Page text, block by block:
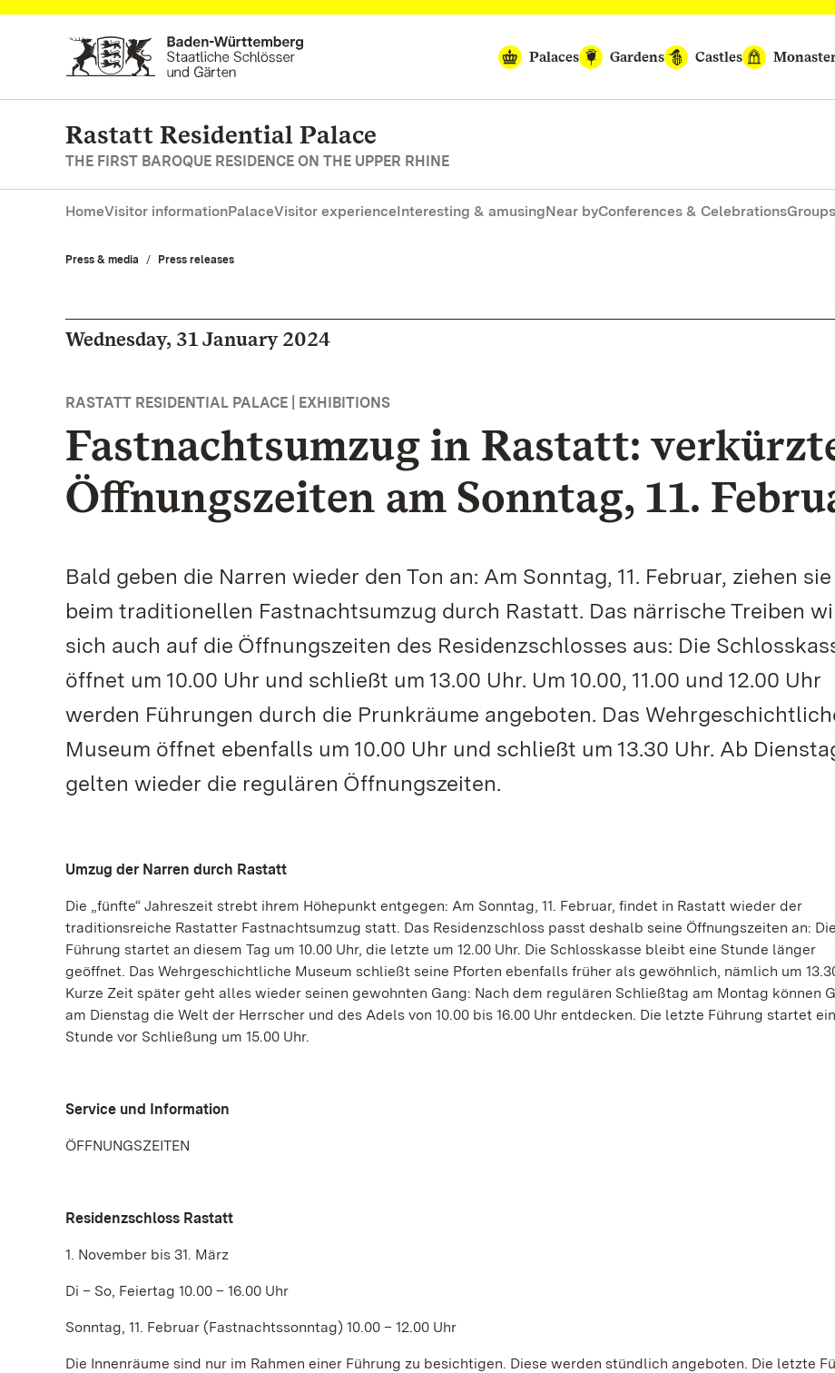
Navigate to main page
Palaces
Gardens Castles
Rastatt Residential Palace
THE FIRST BAROQUE RESIDENCE ON THE UPPER RHINE
HomeVisitor informationPalaceVisitor experienceInteresting & amusingNear byConferences & CelebrationsGroups
Press & media Press releases
Wednesday, 31 January 2024
RASTATT RESIDENTIAL PALACE | EXHIBITIONS
Fastnachtsumzug in Rastatt:
Öffnungszeiten am Sonntag, 11.
Bald geben die Narren wieder den Ton an: Am Sonntag, 11. Februar, ziehen sie
beim traditionellen Fastnachtsumzug durch Rastatt. Das närrische Treiben
sich auch auf die Öffnungszeiten des Residenzschlosses aus: Die
öffnet um 10.00 Uhr und schließt um 13.00 Uhr. Um 10.00, 11.00 und 12.00 Uhr
werden Führungen durch die Prunkräume angeboten. Das
Museum öffnet ebenfalls um 10.00 Uhr und schließt um 13.30 Uhr. Ab
gelten wieder die regulären Öffnungszeiten.
Umzug der Narren durch Rastatt
Die „fünfte“ Jahreszeit strebt ihrem Höhepunkt entgegen: Am Sonntag, 11. Februar, findet in Rastatt wieder der
traditionsreiche Rastatter Fastnachtsumzug statt. Das Residenzschloss passt deshalb seine Öffnungszeiten an:
Führung startet an diesem Tag um 10.00 Uhr, die letzte um 12.00 Uhr. Die Schlosskasse bleibt eine Stunde länger
geöffnet. Das Wehrgeschichtliche Museum schließt seine Pforten ebenfalls früher als gewöhnlich, nämlich um
Kurze Zeit später geht alles wieder seinen gewohnten Gang: Nach dem regulären Schließtag am Montag können
am Dienstag die Welt der Herrscher und des Adels von 10.00 bis 16.00 Uhr entdecken. Die letzte Führung startet
Stunde vor Schließung um 15.00 Uhr.
Service und Information
ÖFFNUNGSZEITEN
Residenzschloss Rastatt
1. November bis 31. März
Di – So, Feiertag 10.00 – 16.00 Uhr
Sonntag, 11. Februar (Fastnachtssonntag) 10.00 – 12.00 Uhr
Die Innenräume sind nur im Rahmen einer Führung zu besichtigen. Diese werden stündlich angeboten. Die letzte